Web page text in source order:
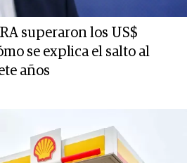
superaron los US$
se explica el salto al
años